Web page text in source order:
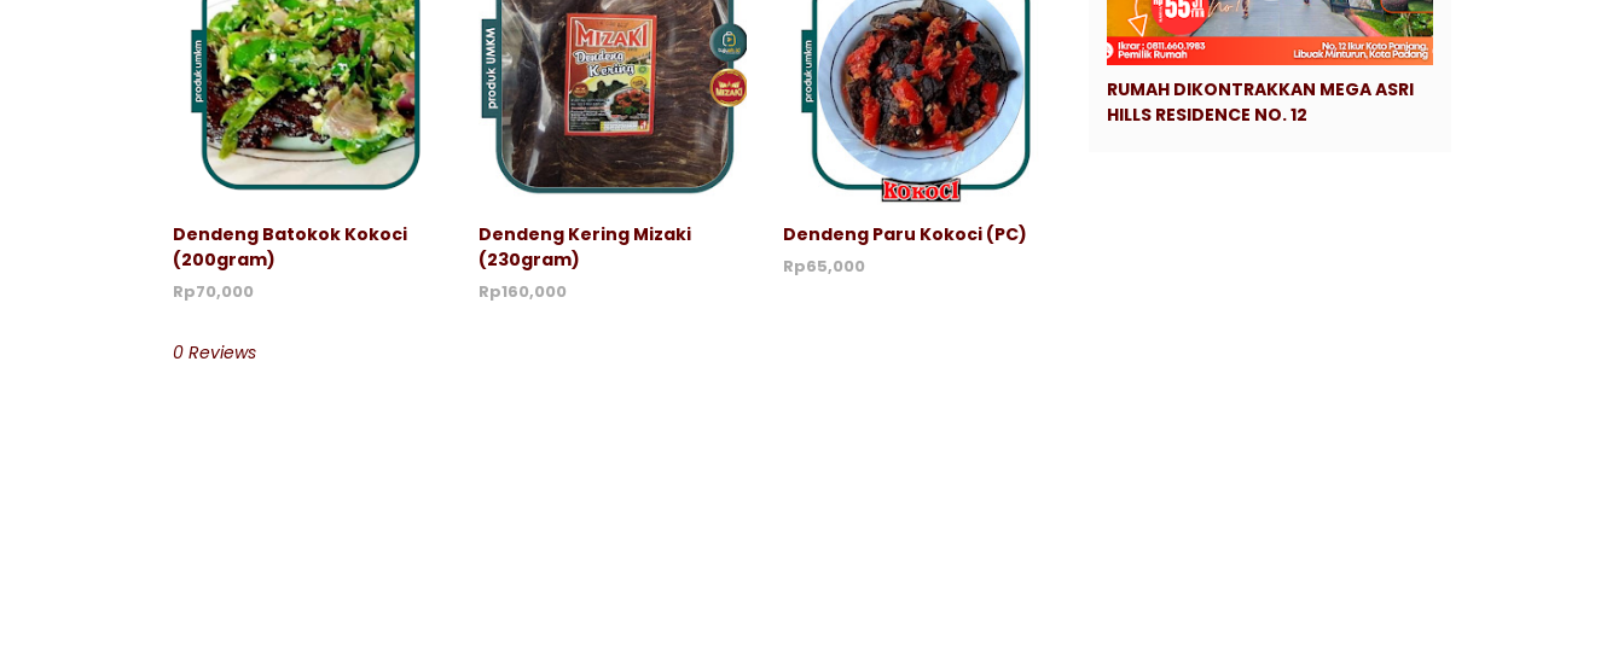
Dendeng Batokok Kokoci
(200gram)
Rp70,000
Dendeng Kering Mizaki
(230gram)
Rp160,000
Dendeng Paru Kokoci (PC)
Rp65,000
0 Reviews
RUMAH DIKONTRAKKAN MEGA ASRI
HILLS RESIDENCE NO. 12